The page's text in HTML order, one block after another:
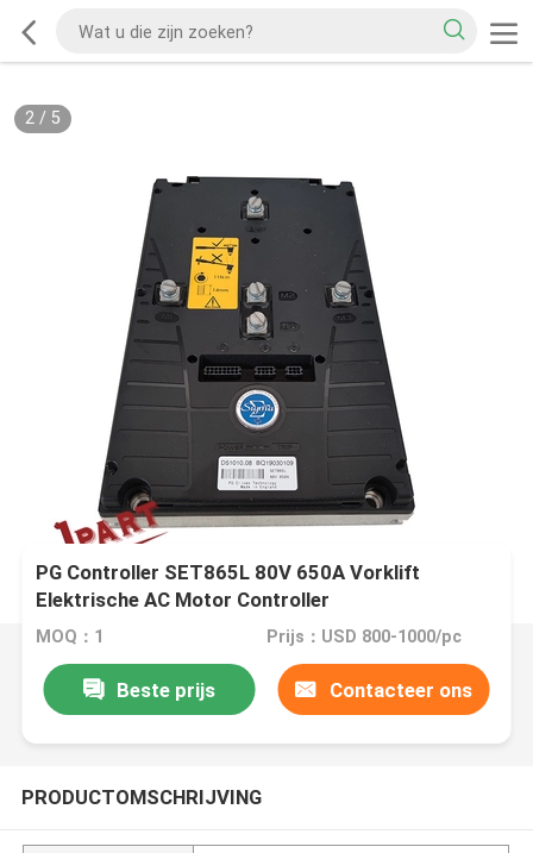
2/ 5
PG Controller SET865L 80V 650A Vorklift
Elektrische AC Motor Controller
MOQ：1 Prijs：USD 800-1000/pc
Beste prijs Contacteer ons
PRODUCTOMSCHRIJVING